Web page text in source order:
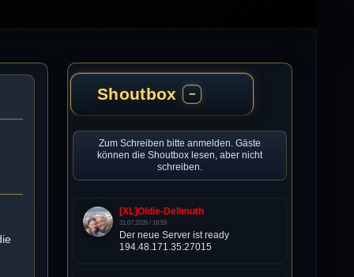
Shoutbox −
Zum Schreiben bitte anmelden. Gäste
können die Shoutbox lesen, aber nicht
schreiben.
[XL]Oldie-Dellmuth
31.07.2026 / 18:59
Der neue Server ist ready
194.48.171.35:27015